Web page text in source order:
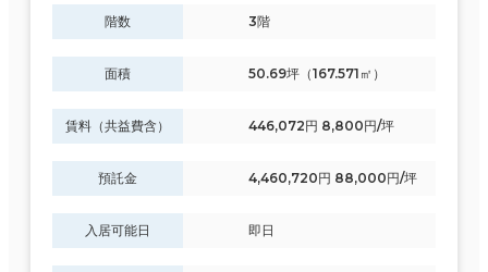
階数 3階
面積 50.69坪（167.571㎡）
賃料（共益費含） 446,072円 8,800円/坪
預託金 4,460,720円 88,000円/坪
入居可能日 即日